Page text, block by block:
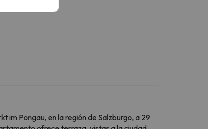
im Pongau, en la región de Salzburgo, a 29